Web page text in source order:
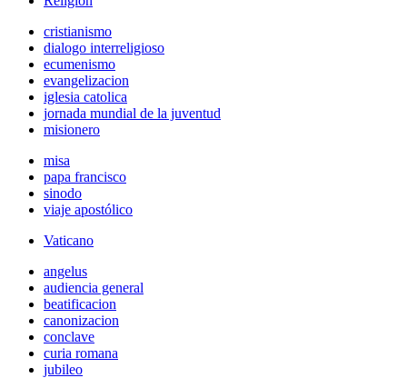
cristianismo
dialogo interreligioso
ecumenismo
evangelizacion
iglesia catolica
jornada mundial de la juventud
misionero
misa
papa francisco
sinodo
viaje apostólico
Vaticano
angelus
audiencia general
beatificacion
canonizacion
conclave
curia romana
jubileo